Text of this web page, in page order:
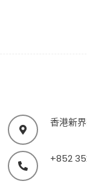
香港新
+852